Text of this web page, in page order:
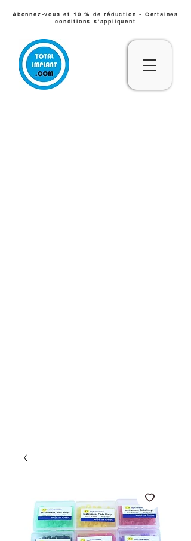
Abonnez-vous et 10 % de réduction - Certaines
conditions s'appliquent